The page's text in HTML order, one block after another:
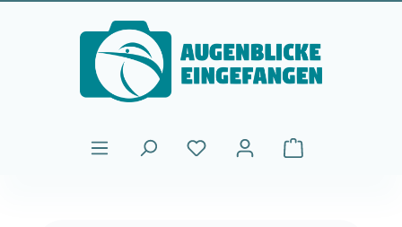
Saltar al contenido principal
El carrito de